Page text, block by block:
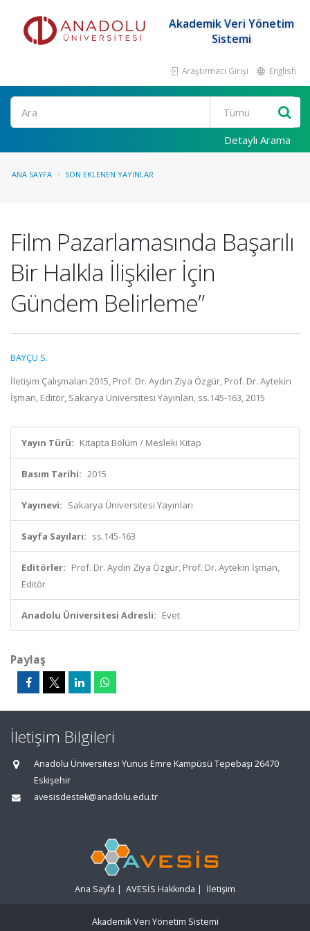
Akademik Veri Yönetim
Sistemi
Araştırmacı Girişi English
Ara
Detaylı Arama
ANA SAYFA SON EKLENEN YAYINLAR
Film Pazarlamasında Başarılı
Bir Halkla İlişkiler İçin
Gündem Belirleme”
BAYÇU S.
İletişim Çalışmaları 2015, Prof. Dr. Aydın Ziya Özgür, Prof. Dr. Aytekin
İşman, Editör, Sakarya Üniversitesi Yayınları, ss.145-163, 2015
Yayın Türü: Kitapta Bölüm / Mesleki Kitap
Basım Tarihi: 2015
Yayınevi: Sakarya Üniversitesi Yayınları
Sayfa Sayıları: ss.145-163
Editörler: Prof. Dr. Aydın Ziya Özgür, Prof. Dr. Aytekin İşman,
Editör
Anadolu Üniversitesi Adresli: Evet
Paylaş
İletişim Bilgileri
Anadolu Üniversitesi Yunus Emre Kampüsü Tepebaşı 26470
Eskişehir
avesisdestek@anadolu.edu.tr
Ana Sayfa | AVESİS Hakkında | İletişim
Akademik Veri Yönetim Sistemi